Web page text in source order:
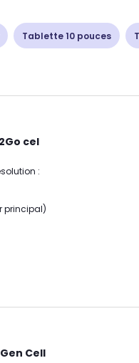
Tablette 10 pouces
cel
:
principal)
Cell